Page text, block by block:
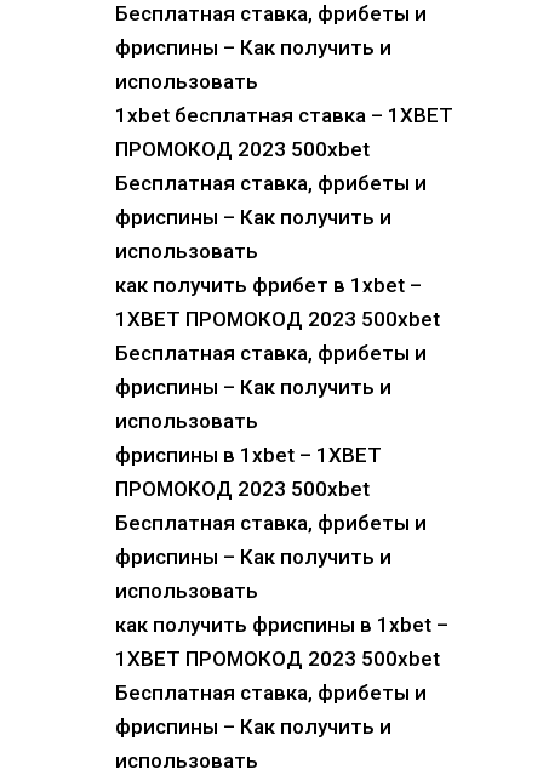
Бесплатная ставка, фрибеты и
фриспины – Как получить и
использовать
1xbet бесплатная ставка – 1XBET
ПРОМОКОД 2023 500xbet
Бесплатная ставка, фрибеты и
фриспины – Как получить и
использовать
как получить фрибет в 1xbet –
1XBET ПРОМОКОД 2023 500xbet
Бесплатная ставка, фрибеты и
фриспины – Как получить и
использовать
фриспины в 1xbet – 1XBET
ПРОМОКОД 2023 500xbet
Бесплатная ставка, фрибеты и
фриспины – Как получить и
использовать
как получить фриспины в 1xbet –
1XBET ПРОМОКОД 2023 500xbet
Бесплатная ставка, фрибеты и
фриспины – Как получить и
использовать